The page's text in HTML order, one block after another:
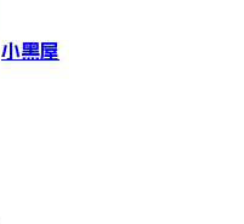
小黑屋